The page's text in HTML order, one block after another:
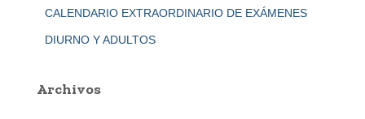
CALENDARIO EXTRAORDINARIO DE EXÁMENES
DIURNO Y ADULTOS
Archivos